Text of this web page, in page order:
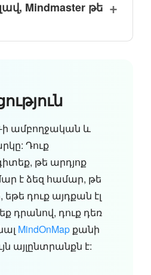
Mindmaster թե
ի ամբողջական և
Դուք
թե արդյոք
է ձեզ համար, թե
դուք այդքան էլ
դրանով, դուք դեռ
MindOnMap քանի
այլընտրանքն է: